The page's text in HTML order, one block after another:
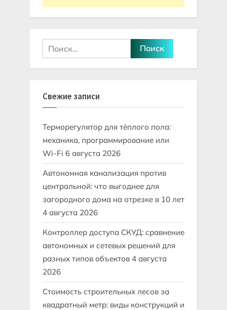
Найти:
Свежие записи
Терморегулятор для тёплого пола:
механика, программирование или
Wi-Fi 6 августа 2026
Автономная канализация против
центральной: что выгоднее для
загородного дома на отрезке в 10 лет
4 августа 2026
Контроллер доступа СКУД: сравнение
автономных и сетевых решений для
разных типов объектов 4 августа
2026
Стоимость строительных лесов за
квадратный метр: виды конструкций и